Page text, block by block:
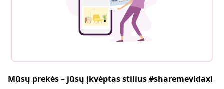
Mūsų prekės – jūsų įkvėptas stilius #sharemevidaxl